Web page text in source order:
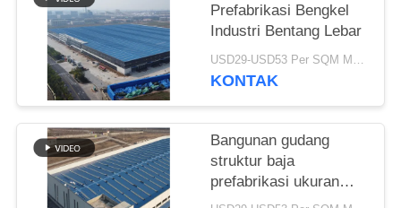
Prefabrikasi Bengkel
Industri Bentang Lebar
USD29-USD53 Per SQM MOQ:500 meter persegi
KONTAK
Bangunan gudang
struktur baja
prefabrikasi ukuran
besar khusus